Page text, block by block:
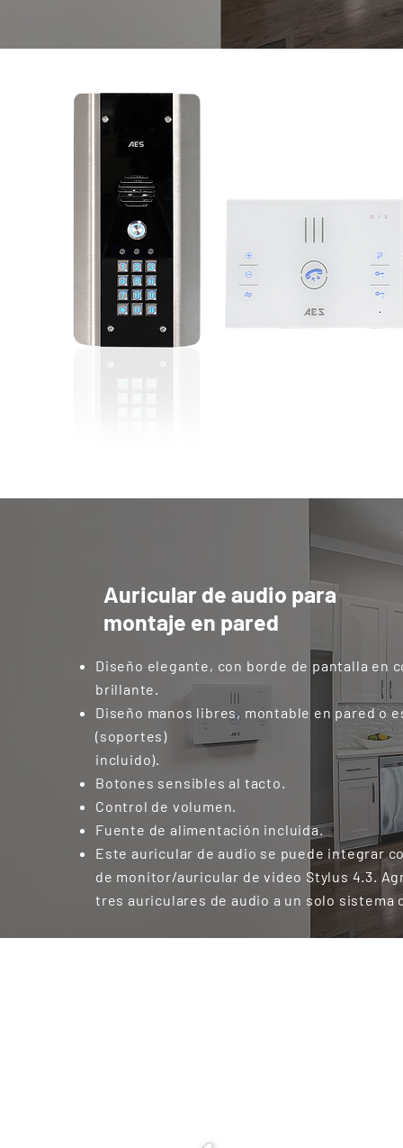
Auricular de audio para
montaje en pared
Diseño elegante, con borde de pantalla en
brillante.
Diseño manos libres, montable en pared o
(soportes)
incluido).
Botones sensibles al tacto.
Control de volumen.
Fuente de alimentación incluida.
Este auricular de audio se puede integrar
de monitor/auricular de video Stylus 4.3.
tres auriculares de audio a un solo sistema